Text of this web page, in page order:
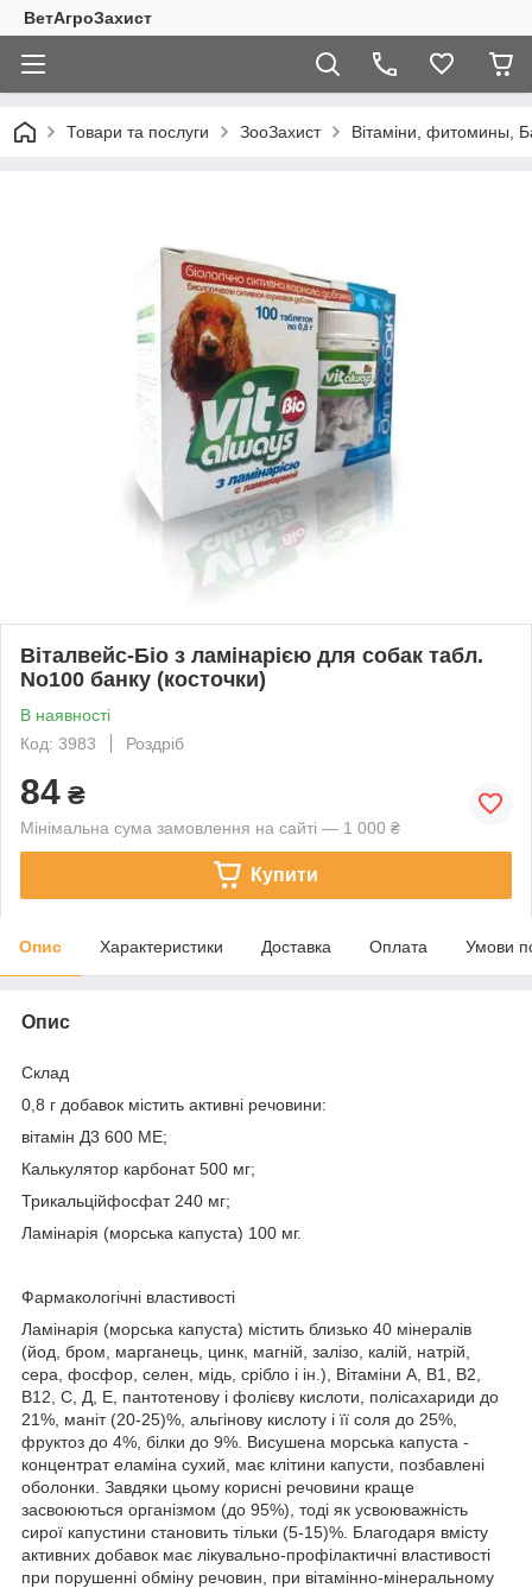
ВетАгроЗахист
Товари та послуги ЗооЗахист Вітаміни, фитомины,
Віталвейс-Біо з ламінарією для собак табл.
No100 банку (косточки)
В наявності
Код: 3983
Роздріб
84 ₴
Мінімальна сума замовлення на сайті — 1 000 ₴
Купити
Опис Характеристики Доставка Оплата Умови
Опис
Склад
0,8 г добавок містить активні речовини:
вітамін Д3 600 МЕ;
Калькулятор карбонат 500 мг;
Трикальційфосфат 240 мг;
Ламінарія (морська капуста) 100 мг.
Фармакологічні властивості
Ламінарія (морська капуста) містить близько 40 мінералів
(йод, бром, марганець, цинк, магній, залізо, калій, натрій,
сера, фосфор, селен, мідь, срібло і ін.), Вітаміни А, В1, В2,
В12, С, Д, Е, пантотенову і фолієву кислоти, полісахариди до
21%, маніт (20-25)%, альгінову кислоту і її соля до 25%,
фруктоз до 4%, білки до 9%. Висушена морська капуста -
концентрат еламіна сухий, має клітини капусти, позбавлені
оболонки. Завдяки цьому корисні речовини краще
засвоюються організмом (до 95%), тоді як усвоюважність
сирої капустини становить тільки (5-15)%. Благодаря вмісту
активних добавок має лікувально-профілактичні властивості
при порушенні обміну речовин, при вітамінно-мінеральному